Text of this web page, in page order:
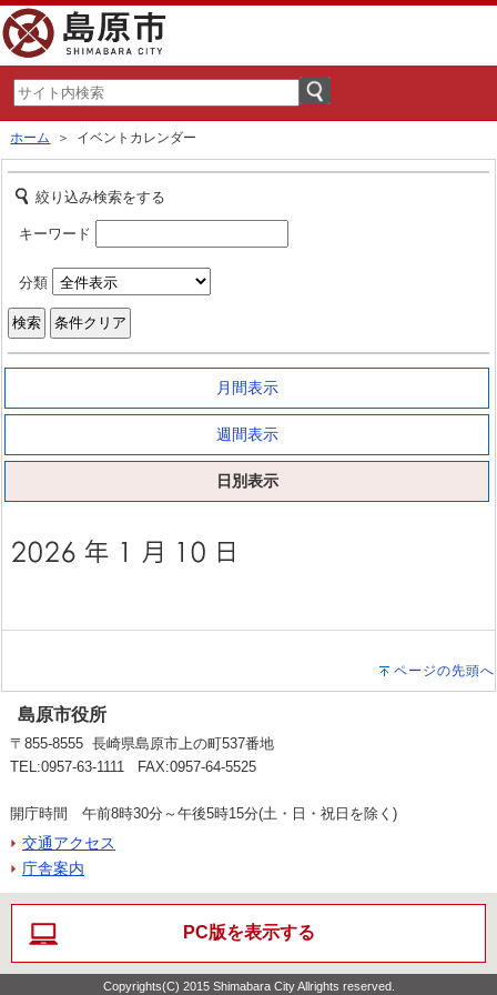
ホーム ＞ イベントカレンダー
絞り込み検索をする
キーワード
分類
月間表示
週間表示
日別表示
ページの先頭へ
島原市役所
〒855-8555 長崎県島原市上の町537番地
TEL:0957-63-1111 FAX:0957-64-5525
開庁時間 午前8時30分～午後5時15分(土・日・祝日を除く)
交通アクセス
庁舎案内
PC版を表示する
Copyrights(C) 2015 Shimabara City Allrights reserved.